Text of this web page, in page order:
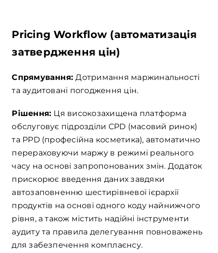
Pricing Workflow (автоматизація
затвердження цін)
Спрямування:Дотримання маржинальності
та аудитовані погодження цін.
Рішення: Ця високозахищена платформа
обслуговує підрозділи CPD (масовий ринок)
та PPD (професійна косметика), автоматично
перераховуючи маржу в режимі реального
часу на основі запропонованих змін. Додаток
прискорює введення даних завдяки
автозаповненню шестирівневої ієрархії
продуктів на основі одного коду найнижчого
рівня, а також містить надійні інструменти
аудиту та правила делегування повноважень
для забезпечення комплаєнсу.